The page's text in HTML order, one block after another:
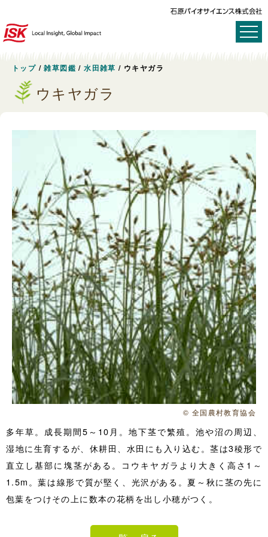
トップ /雑草図鑑 /水田雑草 / ウキヤガラ
ウキヤガラ
© 全国農村教育協会
多年草。成長期間5～10月。地下茎で繁殖。池や沼の周辺、
湿地に生育するが、休耕田、水田にも入り込む。茎は3稜形で
直立し基部に塊茎がある。コウキヤガラより大きく高さ1～
1.5m。葉は線形で質が堅く、光沢がある。夏～秋に茎の先に
包葉をつけその上に数本の花柄を出し小穂がつく。